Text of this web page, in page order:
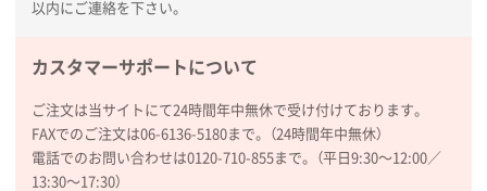
山口県P社様
③1枚
希望の商品の取り扱いがあったので
大阪府のお客様
以内にご連絡を下さい。
カスタマーサポートについて
ご注文は当サイトにて24時間年中無休で受け付けております。
FAXでのご注文は06-6136-5180まで。（24時間年中無休）
電話でのお問い合わせは0120-710-855まで。（平日9:30〜12:00／
13:30〜17:30）